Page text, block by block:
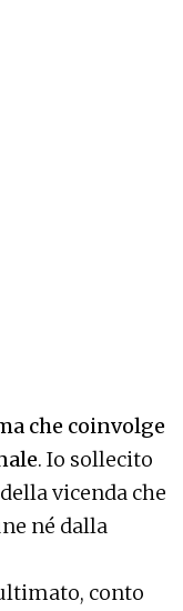
che coinvolge
. Io sollecito
vicenda che
né dalla
conto